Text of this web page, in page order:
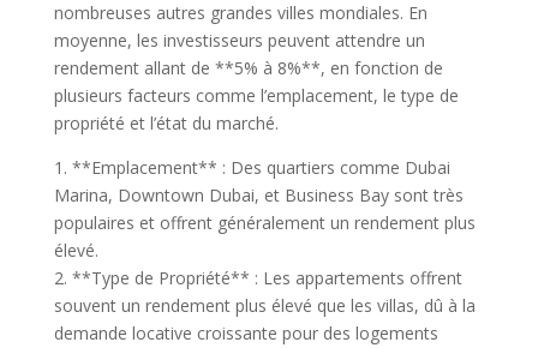
nombreuses autres grandes villes mondiales. En
moyenne, les investisseurs peuvent attendre un
rendement allant de **5% à 8%**, en fonction de
plusieurs facteurs comme l’emplacement, le type de
propriété et l’état du marché.
1. **Emplacement** : Des quartiers comme Dubai
Marina, Downtown Dubai, et Business Bay sont très
populaires et offrent généralement un rendement plus
élevé.
2. **Type de Propriété** : Les appartements offrent
souvent un rendement plus élevé que les villas, dû à la
demande locative croissante pour des logements